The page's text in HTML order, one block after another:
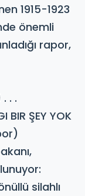
1915-1923
önemli
rapor,
. .
BIR ŞEY YOK
silahlı